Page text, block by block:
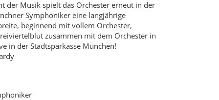
der Musik spielt das Orchester erneut in der
Symphoniker eine langjährige
beginnend mit vollem Orchester,
zusammen mit dem Orchester in
in der Stadtsparkasse München!